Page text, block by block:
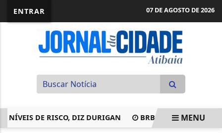
ENTRAR 07 DE AGOSTO DE 2026
DE RISCO, DIZ DURIGAN BRB PRECISA DE R$ 8,8
MENU